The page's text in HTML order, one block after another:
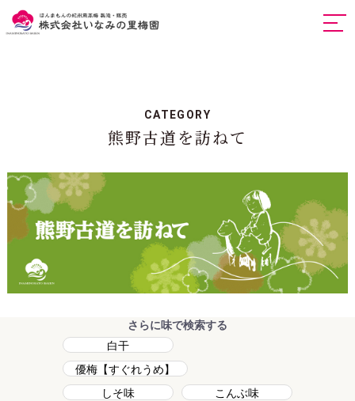
CATEGORY
熊野古道を訪ねて
さらに味で検索する
白干
優梅【すぐれうめ】
しそ味
こんぶ味